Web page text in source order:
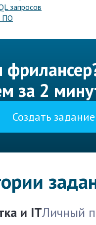
запросов
ПО
за 2
Создать задание
и ITЛичный